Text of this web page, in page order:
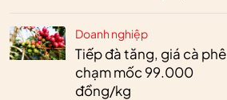
Doanh nghiệp
Tiếp đà tăng, giá cà phê
chạm mốc 99.000
đồng/kg